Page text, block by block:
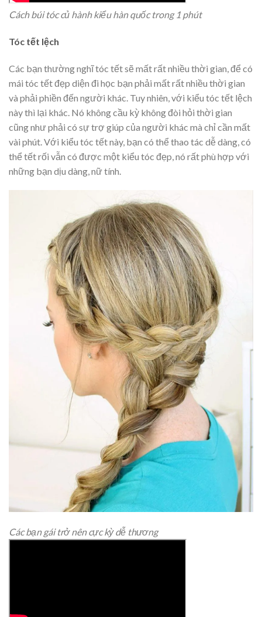
Cách búi tóc củ hành kiểu hàn quốc trong 1 phút
Tóc tết lệch
Các bạn thường nghĩ tóc tết sẽ mất rất nhiều thời gian, để có
mái tóc tết đẹp diện đi học bạn phải mất rất nhiều thời gian
và phải phiền đến người khác. Tuy nhiên, với kiểu tóc tết lệch
này thì lại khác. Nó không cầu kỳ không đòi hỏi thời gian
cũng như phải có sự trợ giúp của người khác mà chỉ cần mất
vài phút. Với kiểu tóc tết này, bạn có thể thao tác dễ dàng, có
thể tết rối vẫn có được một kiểu tóc đẹp, nó rất phù hợp với
những bạn dịu dàng, nữ tính.
Các bạn gái trở nên cực kỳ dễ thương